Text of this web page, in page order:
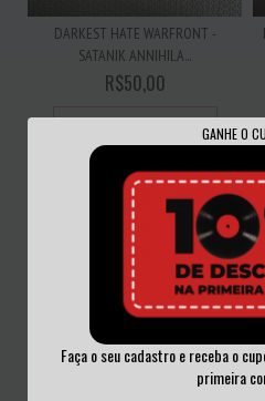
GANHE O
Faça o seu cadastro e receba o
primeira
DARKEST HATE WARFRONT -
SATANIK ANNIHILA...
R$50,00
3x deR$16,67sem juros